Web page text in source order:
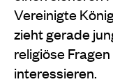
Vereinigte
zieht gerade
religiöse
interessieren.